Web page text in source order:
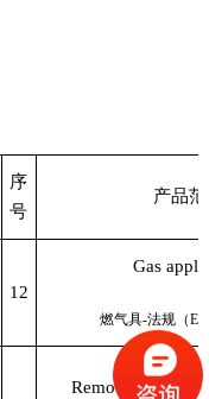
序
号
产品
12
Gas
燃气具-法规（EU
Removable